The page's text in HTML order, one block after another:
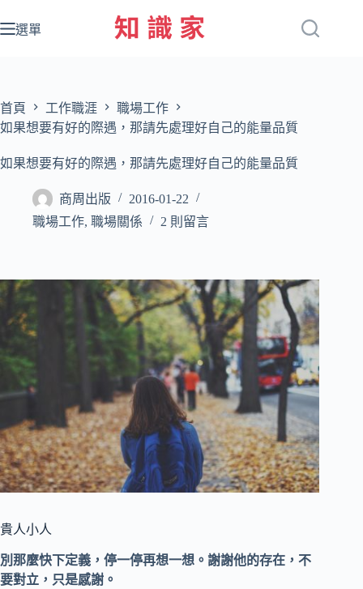
至
容
選單
首頁 工作職涯
職場工作
如果想要有好的際遇，那請先處理好自己的能量品質
如果想要有好的際遇，那請先處理好自己的能量品質
商周出版
2016-01-22
職場工作, 職場關係 2 則留言
貴人小人
別那麼快下定義，停一停再想一想。謝謝他的存在，不
要對立，只是感謝。